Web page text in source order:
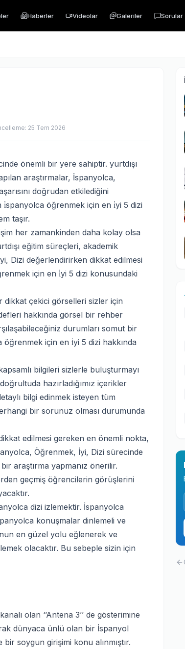
Haberler Videolar Galeriler Sorular
25 Tem 2026
önemli bir yere sahiptir. yurtdışı
araştırmalar, İspanyolca,
doğrudan etkilediğini
i̇spanyolca öğrenmek için en i̇yi 5 dizi
taşır.
her zamankinden daha kolay olsa
eğitim süreçleri, akademik
Dizi değerlendirirken dikkat edilmesi
için en i̇yi 5 dizi konusundaki
çekici görselleri sizler için
hakkında görsel bir rehber
durumları somut bir
için en i̇yi 5 dizi hakkında
bilgileri sizlerle buluşturmayı
hazırladığımız içerikler
bilgi edinmek isteyen tüm
bir sorunuz olması durumunda
edilmesi gereken en önemli nokta,
Öğrenmek, İyi, Dizi sürecinde
araştırma yapmanız önerilir.
geçmiş öğrencilerin görüşlerini
dizi izlemektir. İspanyolca
konuşmalar dinlemeli ve
en güzel yolu eğlenerek ve
olacaktır. Bu sebeple sizin için
olan ‘’Antena 3’’ de gösterimine
dünyaca ünlü olan bir İspanyol
soygun girişimi konu alınmıştır.